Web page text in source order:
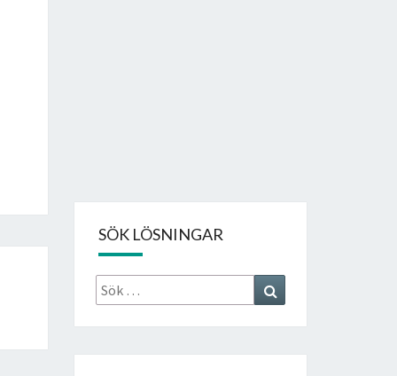
SÖK LÖSNINGAR
Sök
efter: